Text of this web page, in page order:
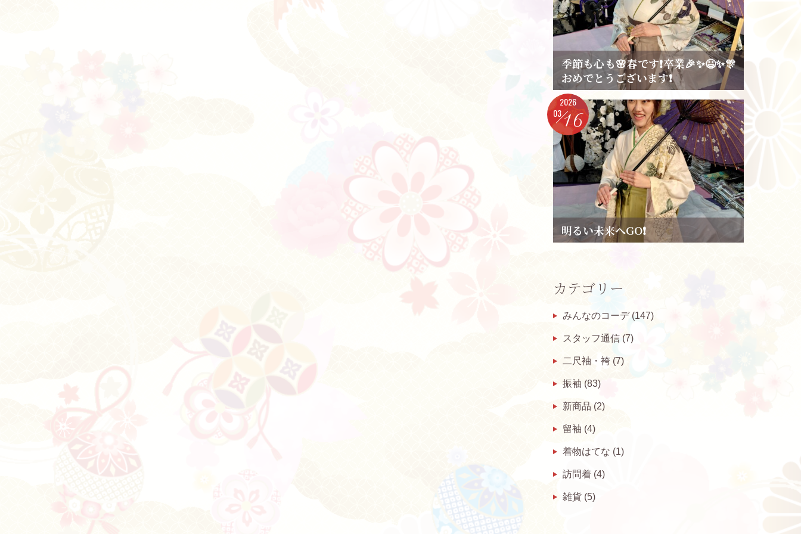
季節も心も🌸春です❗卒業🎉✨😆✨🎊
おめでとうございます❗
2026
0316
明るい未来へGO❗
カテゴリー
みんなのコーデ(147)
スタッフ通信 (7)
二尺袖・袴 (7)
振袖 (83)
新商品 (2)
留袖 (4)
着物はてな (1)
訪問着 (4)
雑貨 (5)